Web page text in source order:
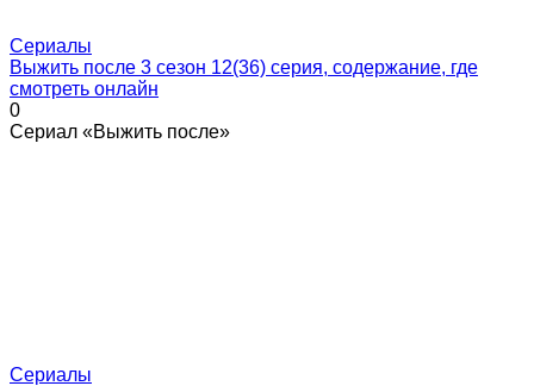
Сериалы
Выжить после 3 сезон 12(36) серия, содержание, где
смотреть онлайн
0
Сериал «Выжить после»
Сериалы